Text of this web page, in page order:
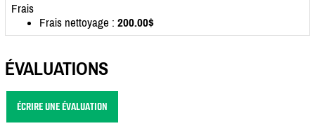
Frais
Frais nettoyage : 200.00$
ÉVALUATIONS
ÉCRIRE UNE ÉVALUATION